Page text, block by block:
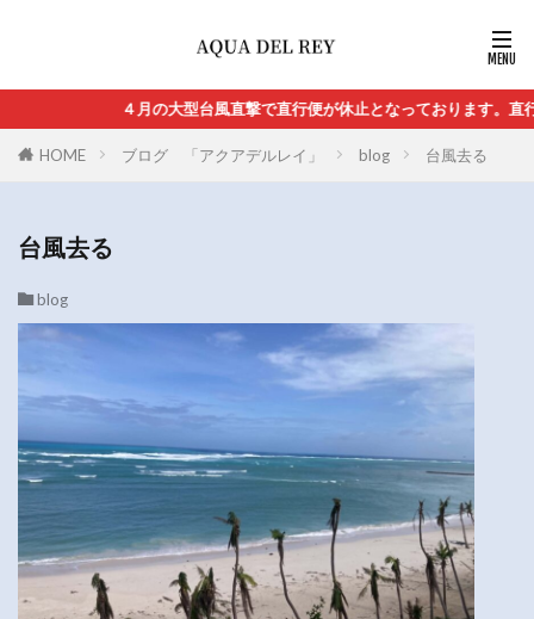
４月の大型台風直撃で直行便が休止となっております。直行便の
HOME ブログ 「アクアデルレイ」 blog 台風去る
台風去る
blog